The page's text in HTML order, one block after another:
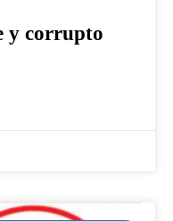
y corrupto